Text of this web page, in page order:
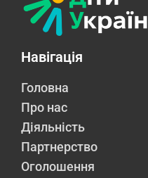
Навігація
Головна
Про нас
Діяльність
Партнерство
Оголошення